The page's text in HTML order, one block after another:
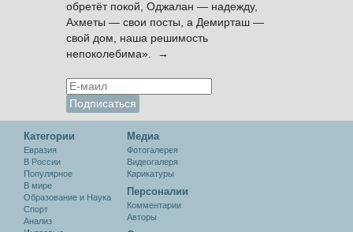
обретёт покой, Оджалан — надежду,
Ахметы — свои посты, а Демирташ —
свой дом, наша решимость
непоколебима». →
Категории
Евразия
В России
Популярное
В мире
Образование и Наука
Спорт
Анализ
Медиа
Фотогалерея
Видеогалеря
Карикатуры
Персоналии
Комментарии
Авторы